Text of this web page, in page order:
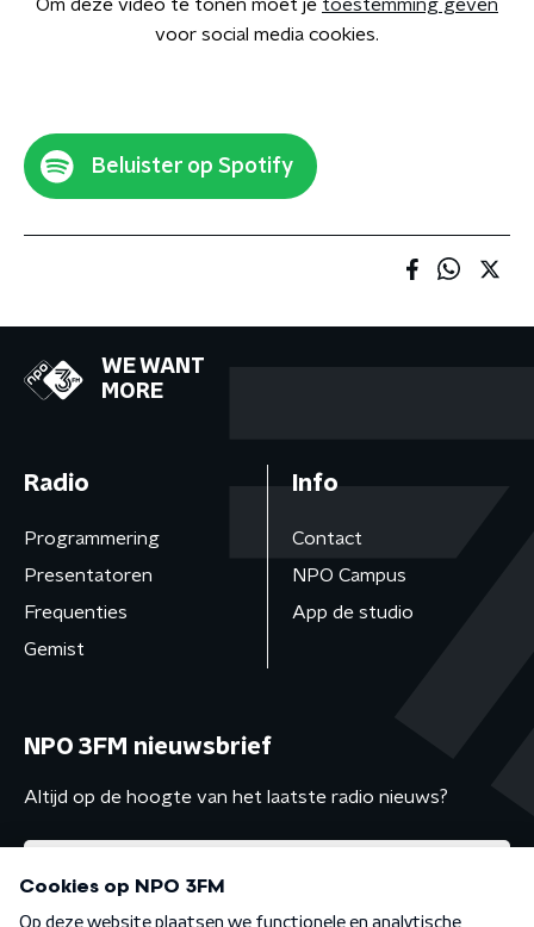
Om deze video te tonen moet je toestemming geven
voor social media cookies.
Beluister op Spotify
WE WANT
MORE
Radio
Programmering
Presentatoren
Frequenties
Gemist
Info
Contact
NPO Campus
App de studio
NPO 3FM nieuwsbrief
Altijd op de hoogte van het laatste radio nieuws?